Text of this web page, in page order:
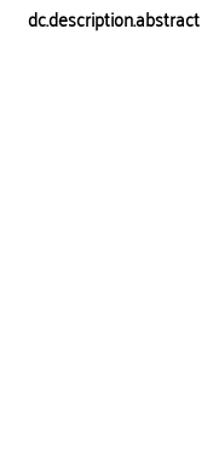
dc.description.abstract